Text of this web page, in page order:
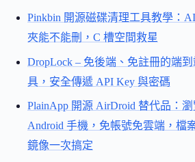
Pinkbin 開源磁碟清理工具教學：
夾能不能刪，C 槽空間救星
DropLock – 免後端、免註冊的端
具，安全傳遞 API Key 與密碼
PlainApp 開源 AirDroid 替代品：
Android 手機，免帳號免雲端，檔
鏡像一次搞定